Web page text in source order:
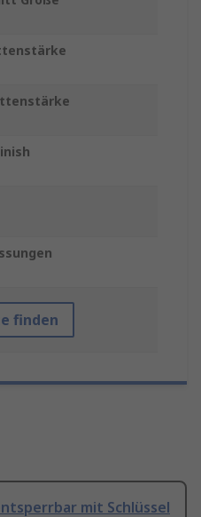
finden
mit Schlüssel